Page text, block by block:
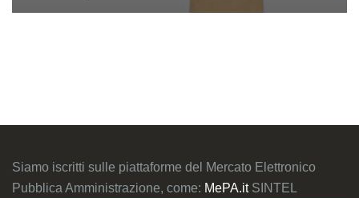
Siamo iscritti sulle piattaforme del Mercato Elettronico
Pubblica Amministrazione, come: MePA.it SINTEL